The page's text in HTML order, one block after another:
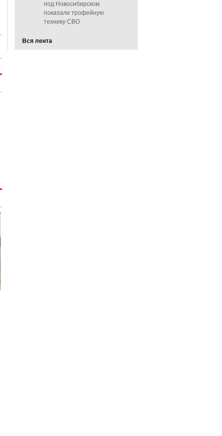
под Новосибирском
показали трофейную
технику СВО
Вся лента